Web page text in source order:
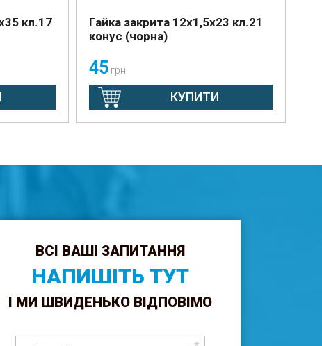
кл.17
Гайка закрита 12х1,5х23 кл.21
конус (чорна)
45грн
КУПИТИ
ВСІ ВАШІ ЗАПИТАННЯ
НАПИШІТЬ ТУТ
І МИ ШВИДЕНЬКО ВІДПОВІМО